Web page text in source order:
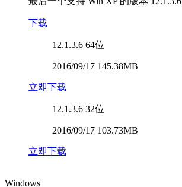
下载
12.1.3.6 64位
2016/09/17 145.38MB
立即下载
12.1.3.6 32位
2016/09/17 103.73MB
立即下载
Windows